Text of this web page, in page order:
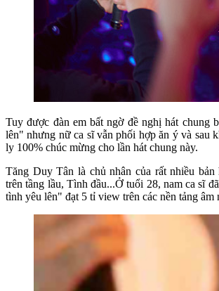
Tuy được đàn em bất ngờ đề nghị hát chung
lên" nhưng nữ ca sĩ vẫn phối hợp ăn ý và sau
ly 100% chúc mừng cho lần hát chung này.
Tăng Duy Tân là chủ nhân của rất nhiều
trên tầng lầu, Tình đầu...Ở tuổi 28, nam ca sĩ
tình yêu lên" đạt 5 tỉ view trên các nền tảng âm